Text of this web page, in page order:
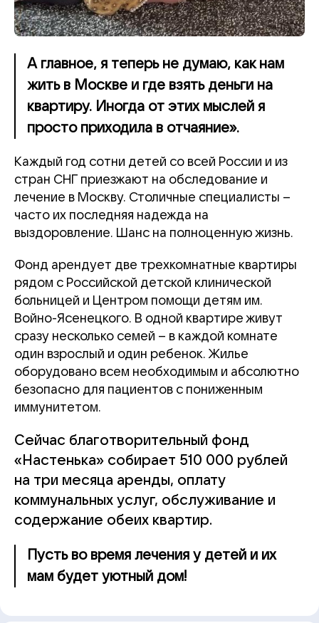
А главное, я теперь не думаю, как нам
жить в Москве и где взять деньги на
квартиру. Иногда от этих мыслей я
просто приходила в отчаяние».
Каждый год сотни детей со всей России и из
стран СНГ приезжают на обследование и
лечение в Москву. Столичные специалисты –
часто их последняя надежда на
выздоровление. Шанс на полноценную жизнь.
Фонд арендует две трехкомнатные квартиры
рядом с Российской детской клинической
больницей и Центром помощи детям им.
Войно-Ясенецкого. В одной квартире живут
сразу несколько семей – в каждой комнате
один взрослый и один ребенок. Жилье
оборудовано всем необходимым и абсолютно
безопасно для пациентов с пониженным
иммунитетом.
Сейчас благотворительный фонд
«Настенька» собирает 510 000 рублей
на три месяца аренды, оплату
коммунальных услуг, обслуживание и
содержание обеих квартир.
Пусть во время лечения у детей и их
мам будет уютный дом!